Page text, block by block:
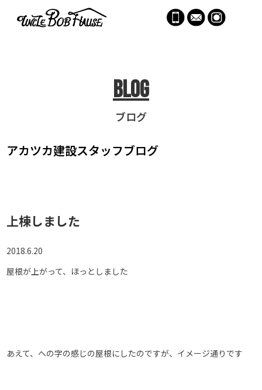
Blog
ブログ
アカツカ建設スタッフブログ
上棟しました
2018.6.20
屋根が上がって、ほっとしました
あえて、への字の感じの屋根にしたのですが、イメージ通りです